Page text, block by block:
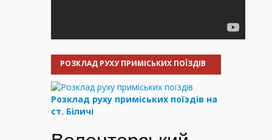
РОЗКЛАД РУХУ ПРИМІСЬКИХ ПОЇЗДІВ
Розклад руху приміських поїздів на
ст. Біличі